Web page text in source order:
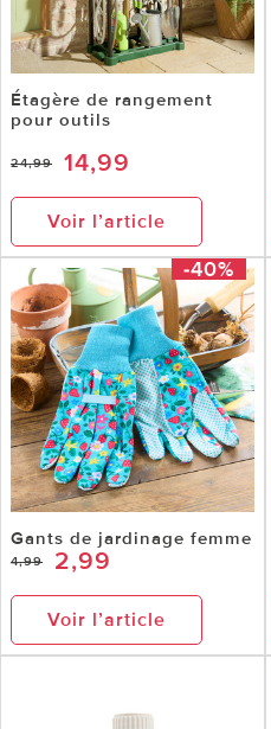
Étagère de rangement
pour outils
24,99 14,99
Voir l’article
-40%
Gants de jardinage femme
4,99 2,99
Voir l’article